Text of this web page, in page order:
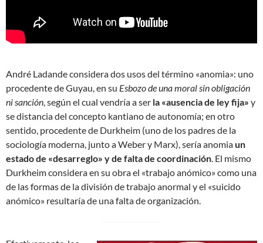
André Ladande considera dos usos del término «anomia»: uno
procedente de Guyau, en su Esbozo de una moral sin obligación
ni sanción, según el cual vendría a ser la «ausencia de ley fija» y
se distancia del concepto kantiano de autonomía; en otro
sentido, procedente de Durkheim (uno de los padres de la
sociología moderna, junto a Weber y Marx), sería anomiaun
estado de «desarreglo» y de falta de coordinación. El mismo
Durkheim considera en su obra el «trabajo anómico» como una
de las formas de la división de trabajo anormal y el «suicido
anómico» resultaría de una falta de organización.